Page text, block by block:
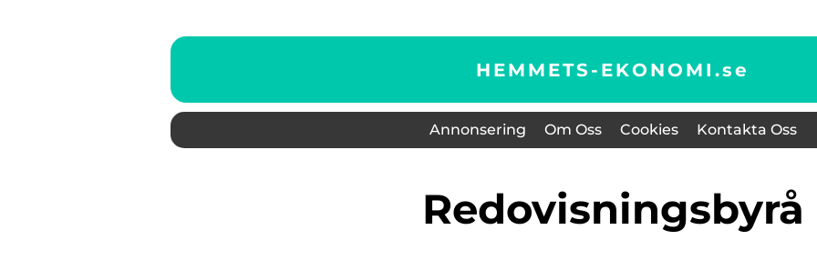
HEMMETS-EKONOMI.se
Annonsering Om Oss Cookies Kontakta Oss
redovisningsbyrå